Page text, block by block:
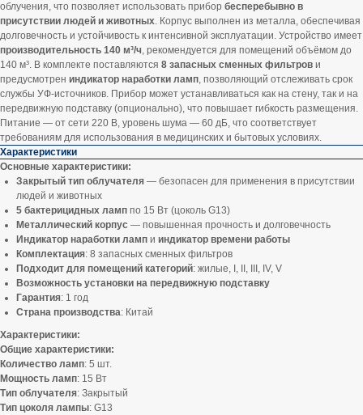
облучения, что позволяет использовать прибор бесперебывно в
присутствии людей и животных. Корпус выполнен из металла, обеспечивая
долговечность и устойчивость к интенсивной эксплуатации. Устройство имеет
производительность 140 м³/ч, рекомендуется для помещений объёмом до
140 м³. В комплекте поставляются 8 запасных сменных фильтров и
предусмотрен индикатор наработки ламп, позволяющий отслеживать срок
службы УФ-источников. Прибор может устанавливаться как на стену, так и на
передвижную подставку (опционально), что повышает гибкость размещения.
Питание — от сети 220 В, уровень шума — 60 дБ, что соответствует
требованиям для использования в медицинских и бытовых условиях.
Характеристики
Основные характеристики:
Закрытый тип облучателя — безопасен для применения в присутствии
людей и животных
5 бактерицидных ламп по 15 Вт (цоколь G13)
Металлический корпус — повышенная прочность и долговечность
Индикатор наработки ламп и индикатор времени работы
Комплектация: 8 запасных сменных фильтров
Подходит для помещений категорий: жилые, I, II, III, IV, V
Возможность установки на передвижную подставку
Гарантия: 1 год
Страна производства: Китай
Характеристики:
Общие характеристики:
Количество ламп: 5 шт.
Мощность ламп: 15 Вт
Тип облучателя: Закрытый
Тип цоколя лампы: G13